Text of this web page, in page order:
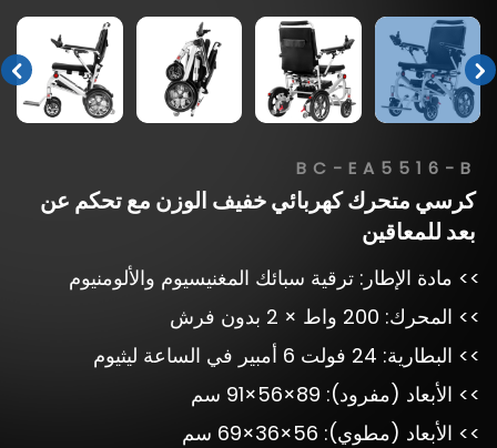
BC-EA5516-B
كرسي متحرككهربائيخفيف الوزن معتحكم عن
بعد للمعاقين
>> مادة الإطار: ترقية سبائك المغنيسيوم والألومنيوم
>> المحرك: 200 واط × 2 بدون فرش
>> البطارية: 24 فولت 6 أمبير في الساعة ليثيوم
>> الأبعاد (مفرود): 89×56×91 سم
>> الأبعاد (مطوي): 56×36×69 سم